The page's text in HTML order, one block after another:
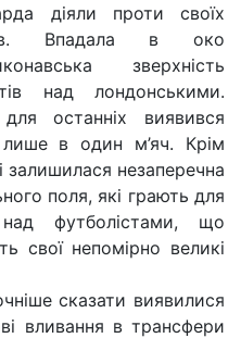
діяли проти своїх
Впадала в око
зверхність
над лондонськими.
останніх виявився
в один м’яч. Крім
залишилася незаперечна
поля, які грають для
футболістами, що
свої непомірно великі
сказати виявилися
вливання в трансфери